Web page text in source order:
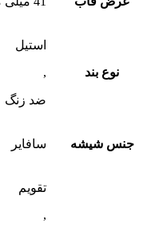
نوع بند
استیل
,
ضد زنگ
جنس شیشه سافایر
تقویم
,